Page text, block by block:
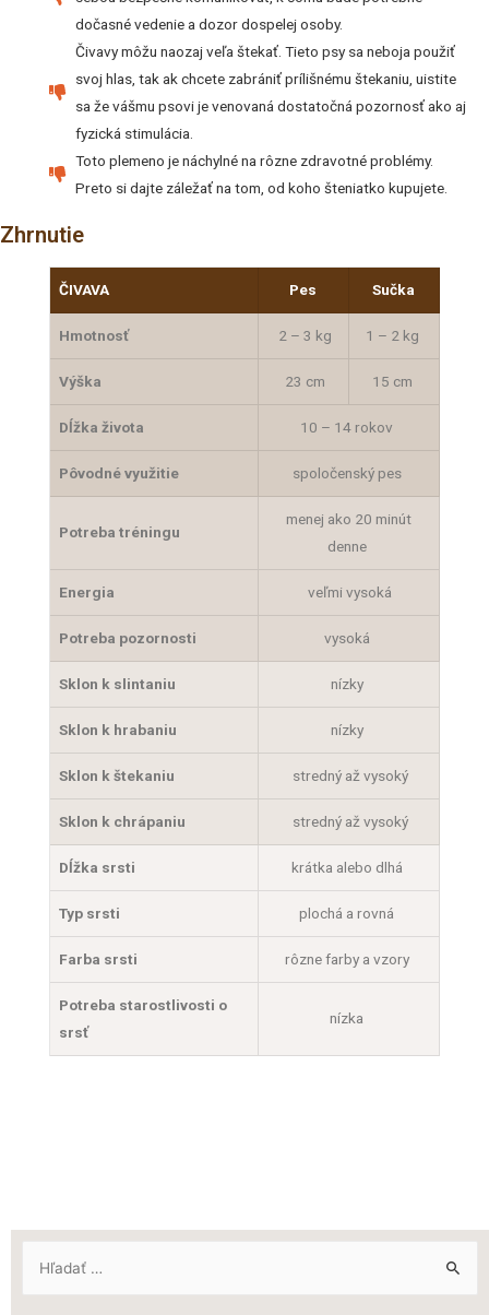
dočasné vedenie a dozor dospelej osoby.
Čivavy môžu naozaj veľa štekať. Tieto psy sa neboja použiť
svoj hlas, tak ak chcete zabrániť prílišnému štekaniu, uistite
sa že vášmu psovi je venovaná dostatočná pozornosť ako aj
fyzická stimulácia.
Toto plemeno je náchylné na rôzne zdravotné problémy.
Preto si dajte záležať na tom, od koho šteniatko kupujete.
Zhrnutie
ČIVAVA Pes Sučka
Hmotnosť 2 – 3 kg 1 – 2 kg
Výška 23 cm 15 cm
Dĺžka života 10 – 14 rokov
Pôvodné využitie spoločenský pes
Potreba tréningu
menej ako 20 minút
denne
Energia veľmi vysoká
Potreba pozornosti vysoká
Sklon k slintaniu nízky
Sklon k hrabaniu nízky
Sklon k štekaniu stredný až vysoký
Sklon k chrápaniu stredný až vysoký
Dĺžka srsti krátka alebo dlhá
Typ srsti plochá a rovná
Farba srsti rôzne farby a vzory
Potreba starostlivosti o
srsť
nízka